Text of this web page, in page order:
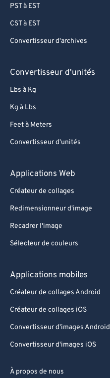
PST à EST
CST à EST
Convertisseur d'archives
Convertisseur d'unités
Lbs à Kg
Kg à Lbs
Feet à Meters
Convertisseur d'unités
Applications Web
Créateur de collages
Redimensionneur d'image
Recadrer l'image
Sélecteur de couleurs
Applications mobiles
Créateur de collages Android
Créateur de collages iOS
Convertisseur d'images Android
Convertisseur d'images iOS
À propos de nous